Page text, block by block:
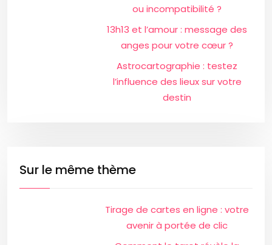
ou incompatibilité ?
13h13 et l’amour : message des
anges pour votre cœur ?
Astrocartographie : testez
l’influence des lieux sur votre
destin
Sur le même thème
Tirage de cartes en ligne : votre
avenir à portée de clic